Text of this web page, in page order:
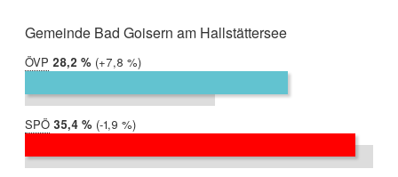
hier:
Gemeinde Bad Goisern am Hallstättersee
ÖVP 2019:
28,2 %
2017:
20,4 %
Differenz:
+7,8 %
SPÖ 2019:
35,4 %
2017:
37,3 %
Differenz:
-1,9 %